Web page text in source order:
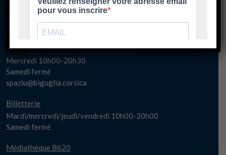
130 Carrughju di Spezziolaccia
20620 Biguglia
Lundi matin fermé
Lundi 17h-20h30
Mardi/jeudi/vendredi 14h00-20h30
Mercredi 10h00-20h30
Samedi fermé
spaziu@biguglia.corsica
Billetterie
Mardi/mercredi/jeudi/vendredi 10h00-20h00
Samedi fermé
Médiathèque B620